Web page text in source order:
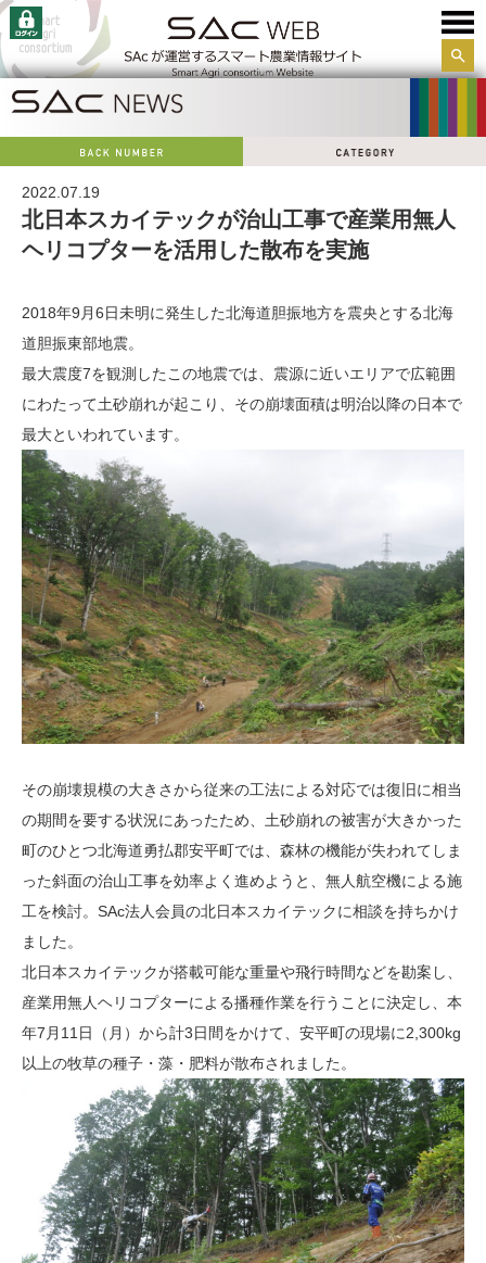
サイ
2022.07.19
北日本スカイテックが治山工事で産業用無人
ヘリコプターを活用した散布を実施
2018年9月6日未明に発生した北海道胆振地方を震央とする北海
道胆振東部地震。
最大震度7を観測したこの地震では、震源に近いエリアで広範囲
にわたって土砂崩れが起こり、その崩壊面積は明治以降の日本で
最大といわれています。
その崩壊規模の大きさから従来の工法による対応では復旧に相当
の期間を要する状況にあったため、土砂崩れの被害が大きかった
町のひとつ北海道勇払郡安平町では、森林の機能が失われてしま
った斜面の治山工事を効率よく進めようと、無人航空機による施
工を検討。SAc法人会員の北日本スカイテックに相談を持ちかけ
ました。
北日本スカイテックが搭載可能な重量や飛行時間などを勘案し、
産業用無人ヘリコプターによる播種作業を行うことに決定し、本
年7月11日（月）から計3日間をかけて、安平町の現場に2,300kg
以上の牧草の種子・藻・肥料が散布されました。